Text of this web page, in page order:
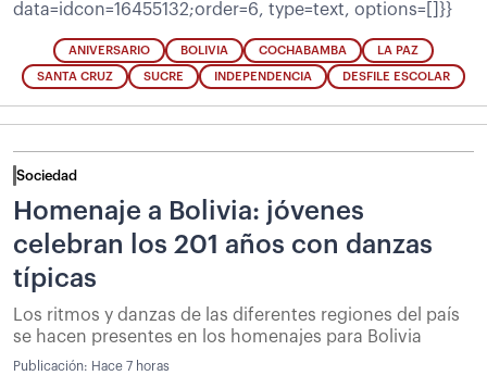
data=idcon=16455132;order=6, type=text, options=[]}}
ANIVERSARIO BOLIVIA COCHABAMBA LA PAZ
SANTA CRUZ SUCRE INDEPENDENCIA DESFILE ESCOLAR
Sociedad
Homenaje a Bolivia: jóvenes
celebran los 201 años con danzas
típicas
Los ritmos y danzas de las diferentes regiones del país
se hacen presentes en los homenajes para Bolivia
Publicación: Hace 7 horas